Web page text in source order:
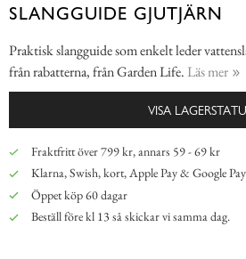
SLANGGUIDE GJUTJÄRN
Praktisk slangguide som enkelt leder
från rabatterna, från Garden Life. Läs mer
VISA
Fraktfritt över 799 kr, annars 59 - 69 kr
Klarna, Swish, kort, Apple Pay & Google Pay
Öppet köp 60 dagar
Beställ före kl 13 så skickar vi samma dag.